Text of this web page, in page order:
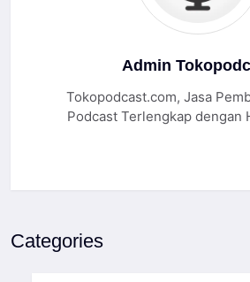
Admin
Tokopodcast.com, Jasa
Podcast Terlengkap dengan
Categories